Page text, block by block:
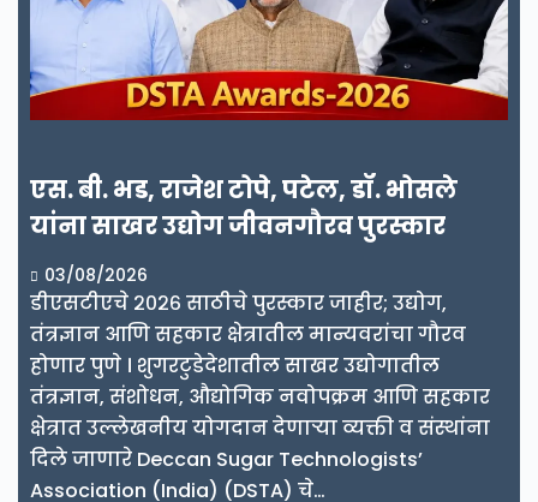
एस. बी. भड, राजेश टोपे, पटेल, डॉ. भोसले
यांना साखर उद्योग जीवनगौरव पुरस्कार
03/08/2026
डीएसटीएचे २०२६ साठीचे पुरस्कार जाहीर; उद्योग,
तंत्रज्ञान आणि सहकार क्षेत्रातील मान्यवरांचा गौरव
होणार पुणे । शुगरटुडेदेशातील साखर उद्योगातील
तंत्रज्ञान, संशोधन, औद्योगिक नवोपक्रम आणि सहकार
क्षेत्रात उल्लेखनीय योगदान देणाऱ्या व्यक्ती व संस्थांना
दिले जाणारे Deccan Sugar Technologists’
Association (India) (DSTA) चे…